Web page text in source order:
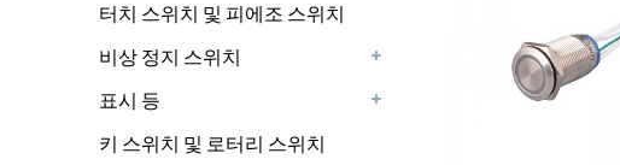
터치 스위치 및 피에조 스위치
비상 정지 스위치
표시 등
키 스위치 및 로터리 스위치